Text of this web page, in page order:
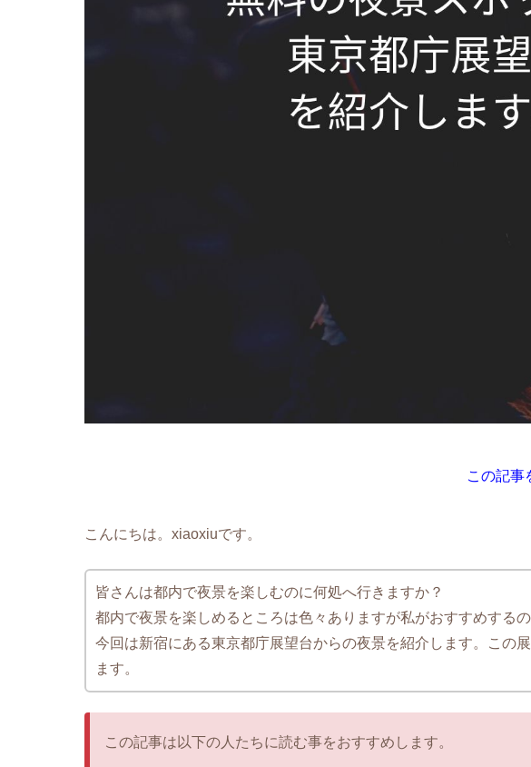
この記事
こんにちは。xiaoxiuです。
皆さんは都内で夜景を楽しむのに何処へ行きますか？
都内で夜景を楽しめるところは色々ありますが私がおすすめするの
今回は新宿にある東京都庁展望台からの夜景を紹介します。この
ます。
この記事は以下の人たちに読む事をおすすめします。